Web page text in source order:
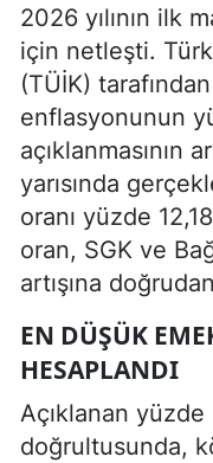
2026 yılının ilk
için netleşti.
(TÜİK)
enflasyonunun
açıklanmasının
yarısında
oranı yüzde
oran, SGK ve
artışına
EN DÜŞÜK
HESAPLANDI
Açıklanan yüzde
doğrultusunda,